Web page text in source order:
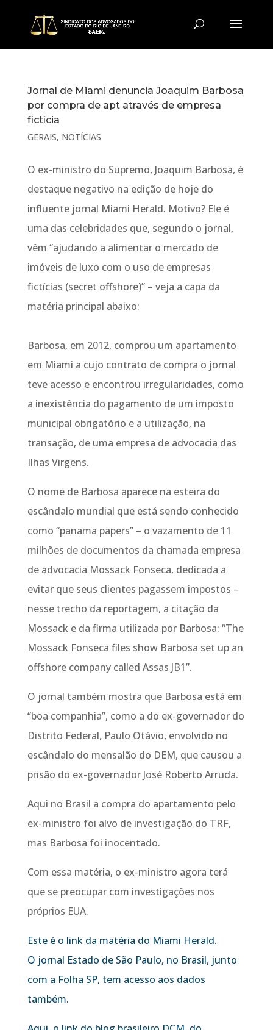
Jornal de Miami denuncia Joaquim Barbosa
por compra de apt através de empresa
fictícia
GERAIS, NOTÍCIAS
O ex-ministro do Supremo, Joaquim Barbosa, é
destaque negativo na edição de hoje do
influente jornal Miami Herald. Motivo? Ele é
uma das celebridades que, segundo o jornal,
vêm “ajudando a alimentar o mercado de
imóveis de luxo com o uso de empresas
fictícias (secret offshore)” – veja a capa da
matéria principal abaixo:
Barbosa, em 2012, comprou um apartamento
em Miami a cujo contrato de compra o jornal
teve acesso e encontrou irregularidades, como
a inexistência do pagamento de um imposto
municipal obrigatório e a utilização, na
transação, de uma empresa de advocacia das
Ilhas Virgens.
O nome de Barbosa aparece na esteira do
escândalo mundial que está sendo conhecido
como “panama papers” – o vazamento de 11
milhões de documentos da chamada empresa
de advocacia Mossack Fonseca, dedicada a
evitar que seus clientes pagassem impostos –
nesse trecho da reportagem, a citação da
Mossack e da firma utilizada por Barbosa: “The
Mossack Fonseca files show Barbosa set up an
offshore company called Assas JB1”.
O jornal também mostra que Barbosa está em
“boa companhia”, como a do ex-governador do
Distrito Federal, Paulo Otávio, envolvido no
escândalo do mensalão do DEM, que causou a
prisão do ex-governador José Roberto Arruda.
Aqui no Brasil a compra do apartamento pelo
ex-ministro foi alvo de investigação do TRF,
mas Barbosa foi inocentado.
Com essa matéria, o ex-ministro agora terá
que se preocupar com investigações nos
próprios EUA.
Este é o link da matéria do Miami Herald.
O jornal Estado de São Paulo, no Brasil, junto
com a Folha SP, tem acesso aos dados
também.